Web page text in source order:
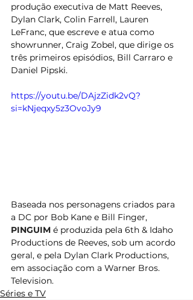
produção executiva de Matt Reeves,
Dylan Clark, Colin Farrell, Lauren
LeFranc, que escreve e atua como
showrunner, Craig Zobel, que dirige os
três primeiros episódios, Bill Carraro e
Daniel Pipski.
https://youtu.be/DAjzZidk2vQ?
si=kNjeqxy5z3OvoJy9
Baseada nos personagens criados para
a DC por Bob Kane e Bill Finger,
PINGUIM é produzida pela 6th & Idaho
Productions de Reeves, sob um acordo
geral, e pela Dylan Clark Productions,
em associação com a Warner Bros.
Television.
Séries e TV